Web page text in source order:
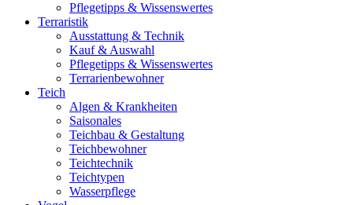
Pflegetipps & Wissenswertes
Terraristik
Ausstattung & Technik
Kauf & Auswahl
Pflegetipps & Wissenswertes
Terrarienbewohner
Teich
Algen & Krankheiten
Saisonales
Teichbau & Gestaltung
Teichbewohner
Teichtechnik
Teichtypen
Wasserpflege